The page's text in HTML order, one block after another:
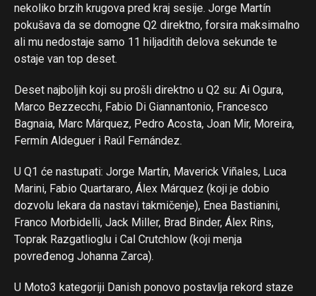
nekoliko brzih krugova pred kraj sesije. Jorge Martín
pokušava da se domogne Q2 direktno, forsira maksimalno
ali mu nedostaje samo 11 hiljaditih delova sekunde te
ostaje van top deset.
Deset najboljih koji su prošli direktno u Q2 su: Ai Ogura,
Marco Bezzecchi, Fabio Di Giannantonio, Francesco
Bagnaia, Marc Márquez, Pedro Acosta, Joan Mir, Moreira,
Fermín Aldeguer i Raúl Fernández.
U Q1 će nastupati: Jorge Martín, Maverick Viñales, Luca
Marini, Fabio Quartararo, Álex Márquez (koji je dobio
dozvolu lekara da nastavi takmičenje), Enea Bastianini,
Franco Morbidelli, Jack Miller, Brad Binder, Álex Rins,
Toprak Razgatlioglu i Cal Crutchlow (koji menja
povređenog Johanna Zarca).
U Moto3 kategoriji Danish ponovo postavlja rekord staze